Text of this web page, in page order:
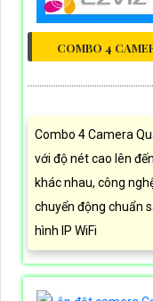
COMBO 4
Combo 4 Camera
với độ nét cao lên
khác nhau, công
chuyển động chuẩn
hình IP WiFi